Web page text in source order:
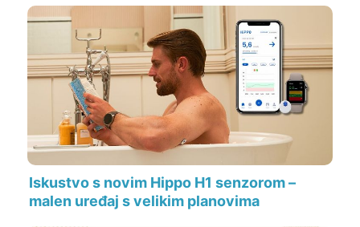
Iskustvo s novim Hippo H1 senzorom –
malen uređaj s velikim planovima